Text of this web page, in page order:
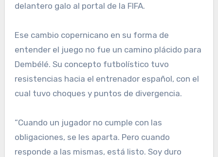
delantero galo al portal de la FIFA.
Ese cambio copernicano en su forma de
entender el juego no fue un camino plácido para
Dembélé. Su concepto futbolístico tuvo
resistencias hacia el entrenador español, con el
cual tuvo choques y puntos de divergencia.
“Cuando un jugador no cumple con las
obligaciones, se les aparta. Pero cuando
responde a las mismas, está listo. Soy duro